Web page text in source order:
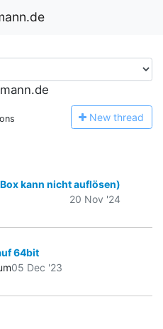
New thread
kann nicht auflösen)
20 Nov '24
64bit
05 Dec '23